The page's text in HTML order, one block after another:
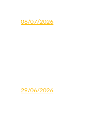
06/07/2026
29/06/2026